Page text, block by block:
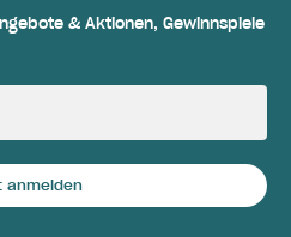
& Aktionen, Gewinnspiele
anmelden